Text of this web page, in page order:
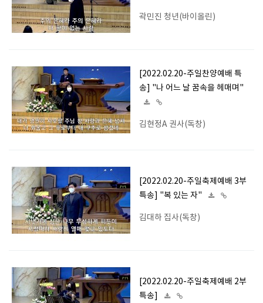
곽민진 청년(바이올린)
[2022.02.20-주일찬양예배 특
송] "나 어느 날 꿈속을 헤매며"
김현정A 권사(독창)
[2022.02.20-주일축제예배 3부
특송] "복 있는 자"
김대하 집사(독창)
[2022.02.20-주일축제예배 2부
특송]